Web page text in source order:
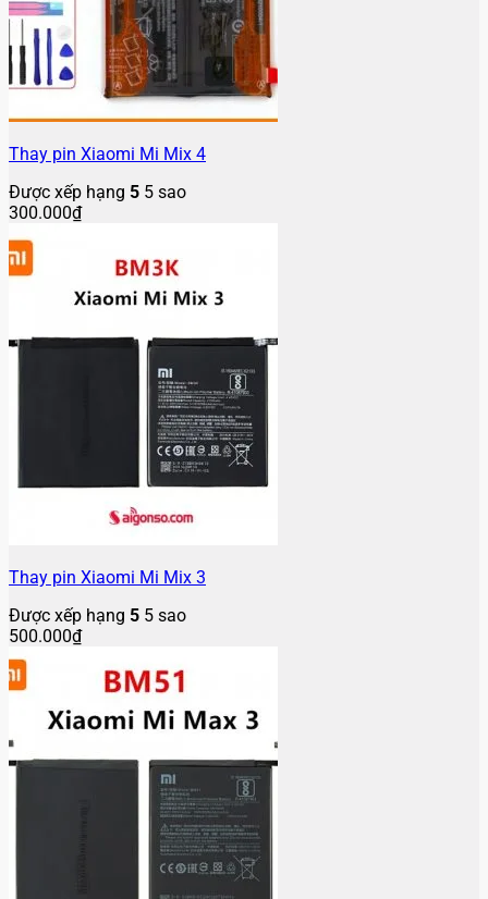
Thay pin Xiaomi Mi Mix 4
Được xếp hạng 5 5 sao
300.000₫
Thay pin Xiaomi Mi Mix 3
Được xếp hạng 5 5 sao
500.000₫